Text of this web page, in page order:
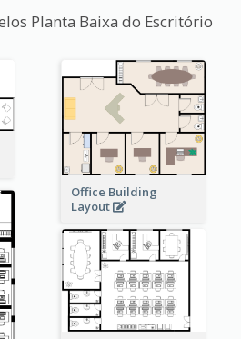
Planta Baixa do Escritório
Office Building
Layout